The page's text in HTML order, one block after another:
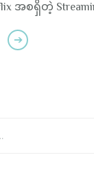
အစရှိတဲ့